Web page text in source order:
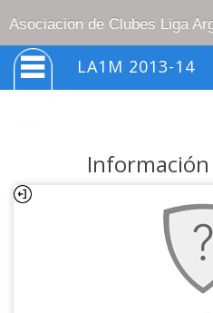
Asociacion de Clubes Liga
LA1M 2013-14